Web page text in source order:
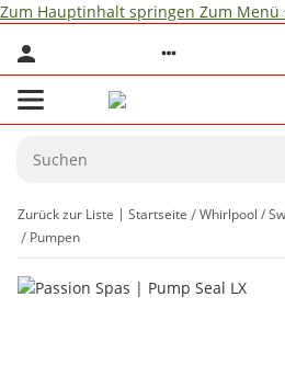
Zum Hauptinhalt springen Zum Menü
Zurück zur Liste Startseite Whirlpool /
Pumpen